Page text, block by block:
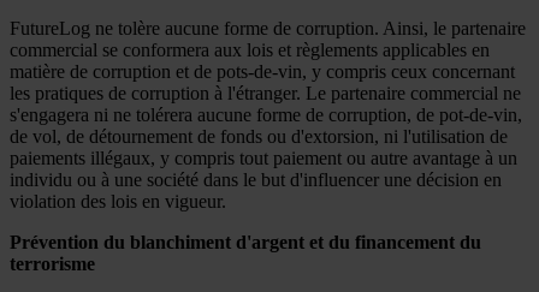
FutureLog ne tolère aucune forme de corruption. Ainsi, le partenaire
commercial se conformera aux lois et règlements applicables en
matière de corruption et de pots-de-vin, y compris ceux concernant
les pratiques de corruption à l'étranger. Le partenaire commercial ne
s'engagera ni ne tolérera aucune forme de corruption, de pot-de-vin,
de vol, de détournement de fonds ou d'extorsion, ni l'utilisation de
paiements illégaux, y compris tout paiement ou autre avantage à un
individu ou à une société dans le but d'influencer une décision en
violation des lois en vigueur.
Prévention du blanchiment d'argent et du financement du
terrorisme